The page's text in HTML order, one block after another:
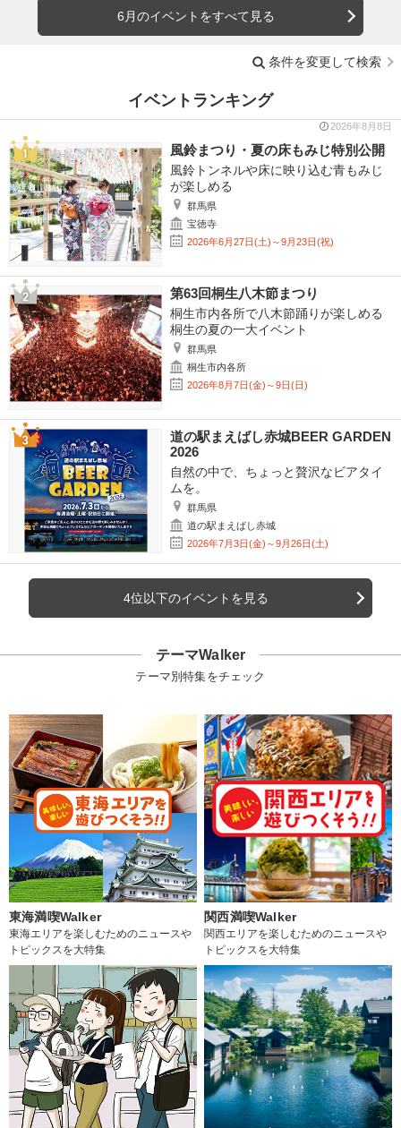
6月のイベントをすべて見る
条件を変更して検索
イベントランキング
2026年8月8日
風鈴まつり・夏の床もみじ特別公開
風鈴トンネルや床に映り込む青もみじ
が楽しめる
群馬県
宝徳寺
2026年6月27日(土)～9月23日(祝)
第63回桐生八木節まつり
桐生市内各所で八木節踊りが楽しめる
桐生の夏の一大イベント
群馬県
桐生市内各所
2026年8月7日(金)～9日(日)
道の駅まえばし赤城BEER GARDEN
2026
自然の中で、ちょっと贅沢なビアタイ
ムを。
群馬県
道の駅まえばし赤城
2026年7月3日(金)～9月26日(土)
4位以下のイベントを見る
テーマWalker
テーマ別特集をチェック
東海満喫Walker
東海エリアを楽しむためのニュースや
トピックスを大特集
関西満喫Walker
関西エリアを楽しむためのニュースや
トピックスを大特集